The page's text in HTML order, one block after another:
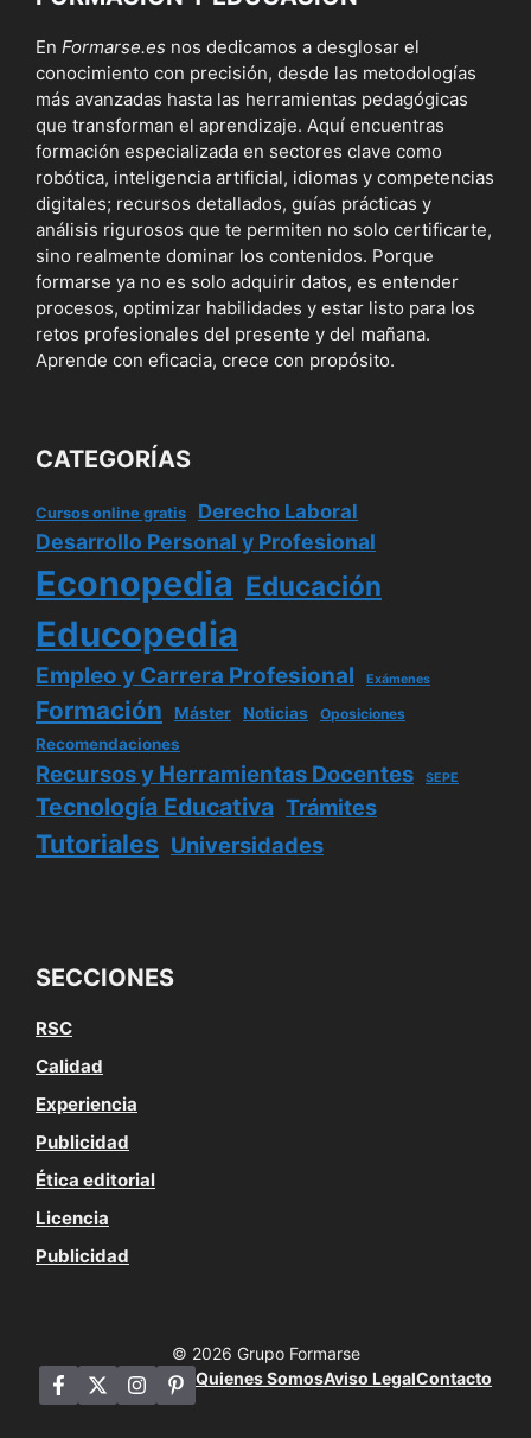
En Formarse.es nos dedicamos a desglosar el
conocimiento con precisión, desde las metodologías
más avanzadas hasta las herramientas pedagógicas
que transforman el aprendizaje. Aquí encuentras
formación especializada en sectores clave como
robótica, inteligencia artificial, idiomas y competencias
digitales; recursos detallados, guías prácticas y
análisis rigurosos que te permiten no solo certificarte,
sino realmente dominar los contenidos. Porque
formarse ya no es solo adquirir datos, es entender
procesos, optimizar habilidades y estar listo para los
retos profesionales del presente y del mañana.
Aprende con eficacia, crece con propósito.
CATEGORÍAS
Cursos online gratis Derecho Laboral
Desarrollo Personal y Profesional
Econopedia Educación
Educopedia
Empleo y Carrera Profesional Exámenes
Formación Máster Noticias Oposiciones
Recomendaciones
Recursos y Herramientas Docentes SEPE
Tecnología Educativa Trámites
Tutoriales Universidades
SECCIONES
RSC
Calidad
Experiencia
Publicidad
Ética editorial
Licencia
Publicidad
© 2026 Grupo Formarse
Quienes SomosAviso LegalContacto